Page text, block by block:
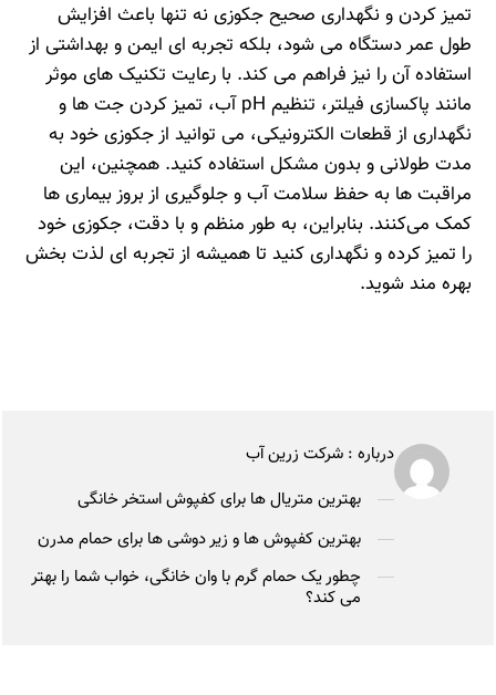
تمیز کردن و نگهداری صحیح جکوزی نه تنها باعث افزایش
طول عمر دستگاه می‌ شود، بلکه تجربه‌ ای ایمن و بهداشتی از
استفاده آن را نیز فراهم می‌ کند. با رعایت تکنیک‌ های موثر
مانند پاکسازی فیلتر، تنظیم pH آب، تمیز کردن جت‌ ها و
نگهداری از قطعات الکترونیکی، می‌ توانید از جکوزی خود به
مدت طولانی و بدون مشکل استفاده کنید. همچنین، این
مراقبت‌ ها به حفظ سلامت آب و جلوگیری از بروز بیماری‌ ها
کمک می‌کنند. بنابراین، به طور منظم و با دقت، جکوزی خود
را تمیز کرده و نگهداری کنید تا همیشه از تجربه‌ ای لذت‌ بخش
بهره‌ مند شوید.
درباره : شرکت زرین آب
بهترین متریال ها برای کفپوش استخر خانگی
بهترین کفپوش ها و زیر دوشی ها برای حمام مدرن
چطور یک حمام گرم با وان خانگی، خواب شما را بهتر
می کند؟